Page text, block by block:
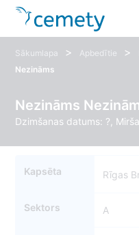
Sākumlapa > Apbedītie >
Nezināms
Nezināms
Dzimšanas datums: ?,
Kapsēta Rīgas
Sektors A